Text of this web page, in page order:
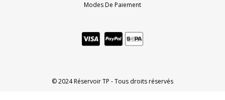
Modes De Paiement
© 2024 Réservoir TP - Tous droits réservés